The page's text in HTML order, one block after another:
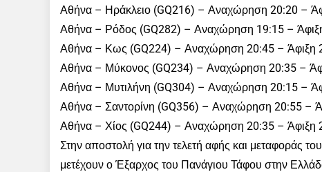
Αθήνα – Ηράκλειο (GQ216) – Αναχώρηση 20:20 –
Αθήνα – Ρόδος (GQ282) – Αναχώρηση 19:15 –
Αθήνα – Κως (GQ224) – Αναχώρηση 20:45 – Άφιξη
Αθήνα – Μύκονος (GQ234) – Αναχώρηση 20:35 –
Αθήνα – Μυτιλήνη (GQ304) – Αναχώρηση 20:15 –
Αθήνα – Σαντορίνη (GQ356) – Αναχώρηση 20:55 –
Αθήνα – Χίος (GQ244) – Αναχώρηση 20:35 – Άφιξη
Στην αποστολή για την τελετή αφής και μεταφοράς
μετέχουν ο Έξαρχος του Πανάγιου Τάφου στην